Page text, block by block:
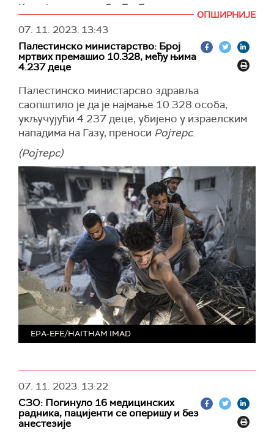
Како је рекао за
Си-Ен-Ен
четири рањена Палестинца стигла су у Египат
на лечење.
Очекује се да ће данас у Египат стићи још
најмање 30 рањених Палестинаца, рекао је
званичник.
Према подацимаСи-Ен-Ена , укупно је до сада
105 рањених Палестинаца са тешким
повредама задобијеним у израелским
ваздушним нападима у Гази пребачено у
Египат.
(Си-Ен-Ен)
ОПШИРНИЈЕ
07. 11. 2023. 13:43
Палестинско министарство: Број
мртвих премашио 10.328, међу њима
4.237 деце
Палестинско министарсво здравља
саопштило је да је најмање 10.328 особа,
укључујући 4.237 деце, убијено у израелским
нападима на Газу, преноси Ројтерс.
(Ројтерс)
EPA-EFE/HAITHAM IMAD
07. 11. 2023. 13:22
СЗО: Погинуло 16 медицинских
радника, пацијенти се оперишу и без
анестезије